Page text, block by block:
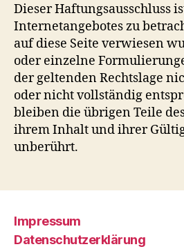
Dieser Haftungsausschluss
Internetangebotes zu
auf diese Seite verwiesen
oder einzelne
der geltenden Rechtslage
oder nicht vollständig
bleiben die übrigen Teile
ihrem Inhalt und ihrer
unberührt.
Impressum
Datenschutzerklärung